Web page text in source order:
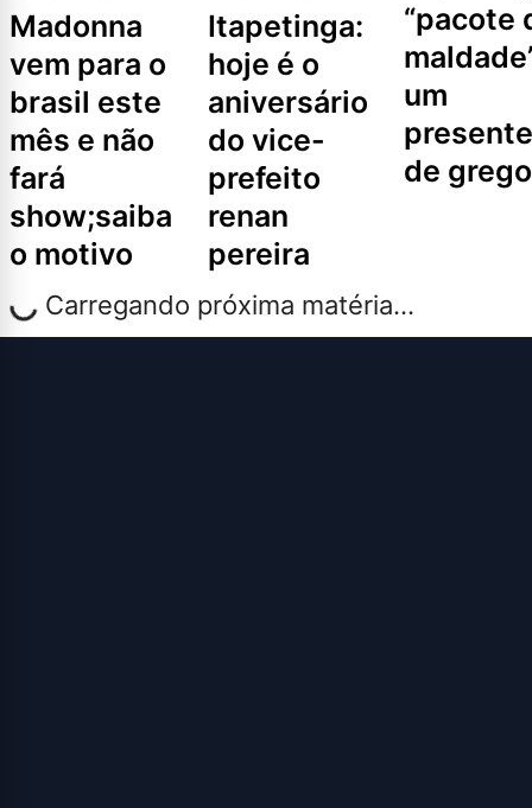
madonna
vem para o
brasil este
mês e não
fará
show;saiba
o motivo
itapetinga:
hoje é o
aniversário
do vice-
prefeito
renan
pereira
“pacote
um
presente
de grego
Carregando próxima matéria...